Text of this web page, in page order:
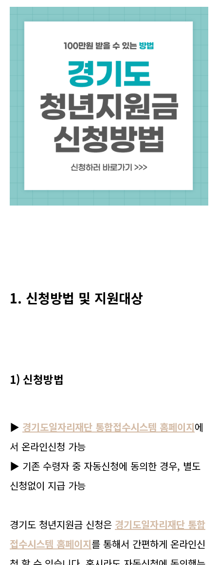
1. 신청방법 및 지원대상
1) 신청방법
▶ 경기도일자리재단 통합접수시스템 홈페이지에
서 온라인신청 가능
▶ 기존 수령자 중 자동신청에 동의한 경우, 별도
신청없이 지급 가능
경기도 청년지원금 신청은 경기도일자리재단 통합
접수시스템 홈페이지를 통해서 간편하게 온라인신